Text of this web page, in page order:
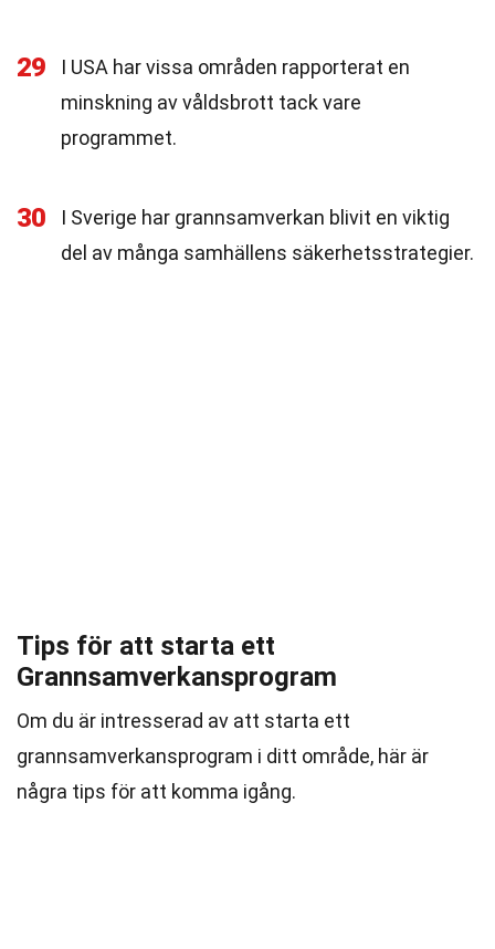
29
I USA har vissa områden rapporterat en
minskning av våldsbrott tack vare
programmet.
30
I Sverige har grannsamverkan blivit en viktig
del av många samhällens säkerhetsstrategier.
Tips för att starta ett
Grannsamverkansprogram
Om du är intresserad av att starta ett
grannsamverkansprogram i ditt område, här är
några tips för att komma igång.